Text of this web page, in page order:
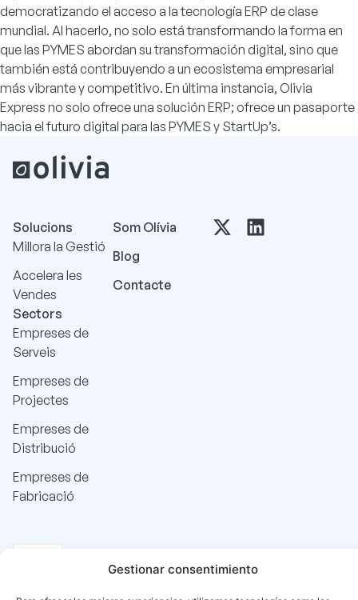
Gestionar consentimiento
democratizando el acceso a la tecnología ERP de clase
mundial. Al hacerlo, no solo está transformando la forma en
que las PYMES abordan su transformación digital, sino que
también está contribuyendo a un ecosistema empresarial
más vibrante y competitivo. En última instancia, Olivia
Express no solo ofrece una solución ERP; ofrece un pasaporte
hacia el futuro digital para las PYMES y StartUp’s.
Solucions
Millora la Gestió
Accelera les
Vendes
Sectors
Empreses de
Serveis
Empreses de
Projectes
Empreses de
Distribució
Empreses de
Fabricació
Som Olívia
Blog
Contacte